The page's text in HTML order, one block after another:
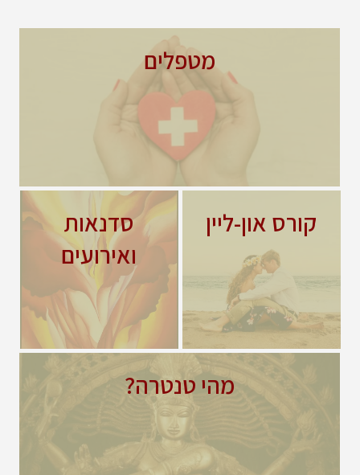
מרפאים בטנטרה
אירועים וסדנאות
לוח האירועים מרוכזים הקרובים לפי
תאריך מוזמנים לחפש ארוע לפי
תאריך וגם לפי הסוג: קורס – תהליך
מתמשך של למידה והתפתחות...
מדריך הטנטרה למיניות,
תקשורת ואהבה